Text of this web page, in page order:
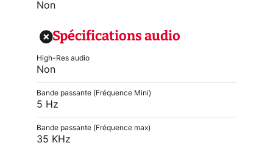
Non
Spécifications audio
High-Res audio
Non
Bande passante (Fréquence Mini)
5 Hz
Bande passante (Fréquence max)
35 KHz